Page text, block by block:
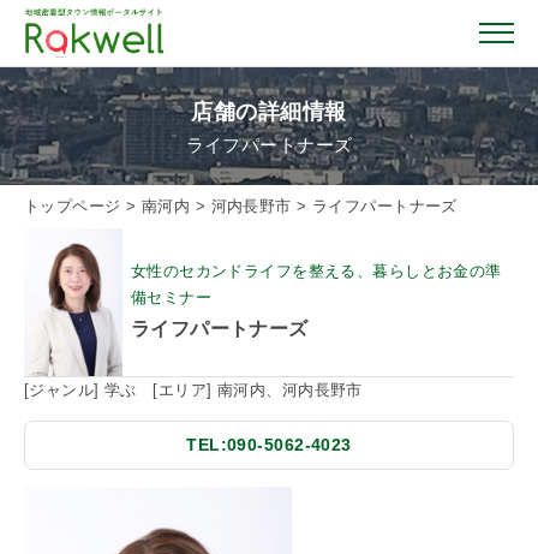
トップページ
お店を探す
イベント情報
クーポン情報
店舗の詳細情報
ライフパートナーズ
トップページ > 南河内 > 河内長野市 > ライフパートナーズ
女性のセカンドライフを整える、暮らしとお金の準
備セミナー
ライフパートナーズ
[ジャンル] 学ぶ [エリア] 南河内、河内長野市
TEL:090-5062-4023